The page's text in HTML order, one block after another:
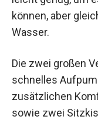
können, aber
dem Wasser.
Die zwei großen
schnelles
zusätzlichen
Boden sowie